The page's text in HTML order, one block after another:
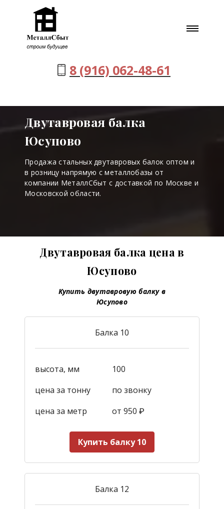
8 (916) 062-48-61
Двутавровая балка
Юсупово
Продажа стальных двутавровых балок оптом и
в розницу напрямую с металлобазы от
компании МеталлСбыт с доставкой по Москве и
Московской области.
Двутавровая балка цена в
Юсупово
Купить двутавровую балку в
Юсупово
Балка 10
высота, мм
100
цена за тонну
по звонку
цена за метр
от 950 ₽
Купить балку 10
Балка 12